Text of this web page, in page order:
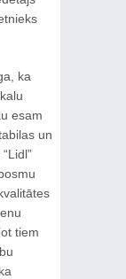
ka
esam
un
tiem